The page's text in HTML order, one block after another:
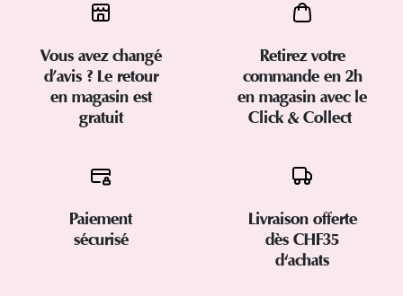
Vous avez changé
d’avis ? Le retour
en magasin est
gratuit
Retirez votre
commande en 2h
en magasin avec le
Click & Collect
Paiement
sécurisé
Livraison offerte
dès CHF35
d'achats